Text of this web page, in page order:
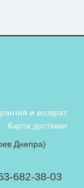
и возврат
Карта доставки
Днепра)
682-38-03